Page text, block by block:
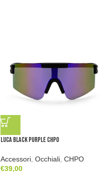
Luca Black Purple CHPO
Accessori Occhiali CHPO
€39,00